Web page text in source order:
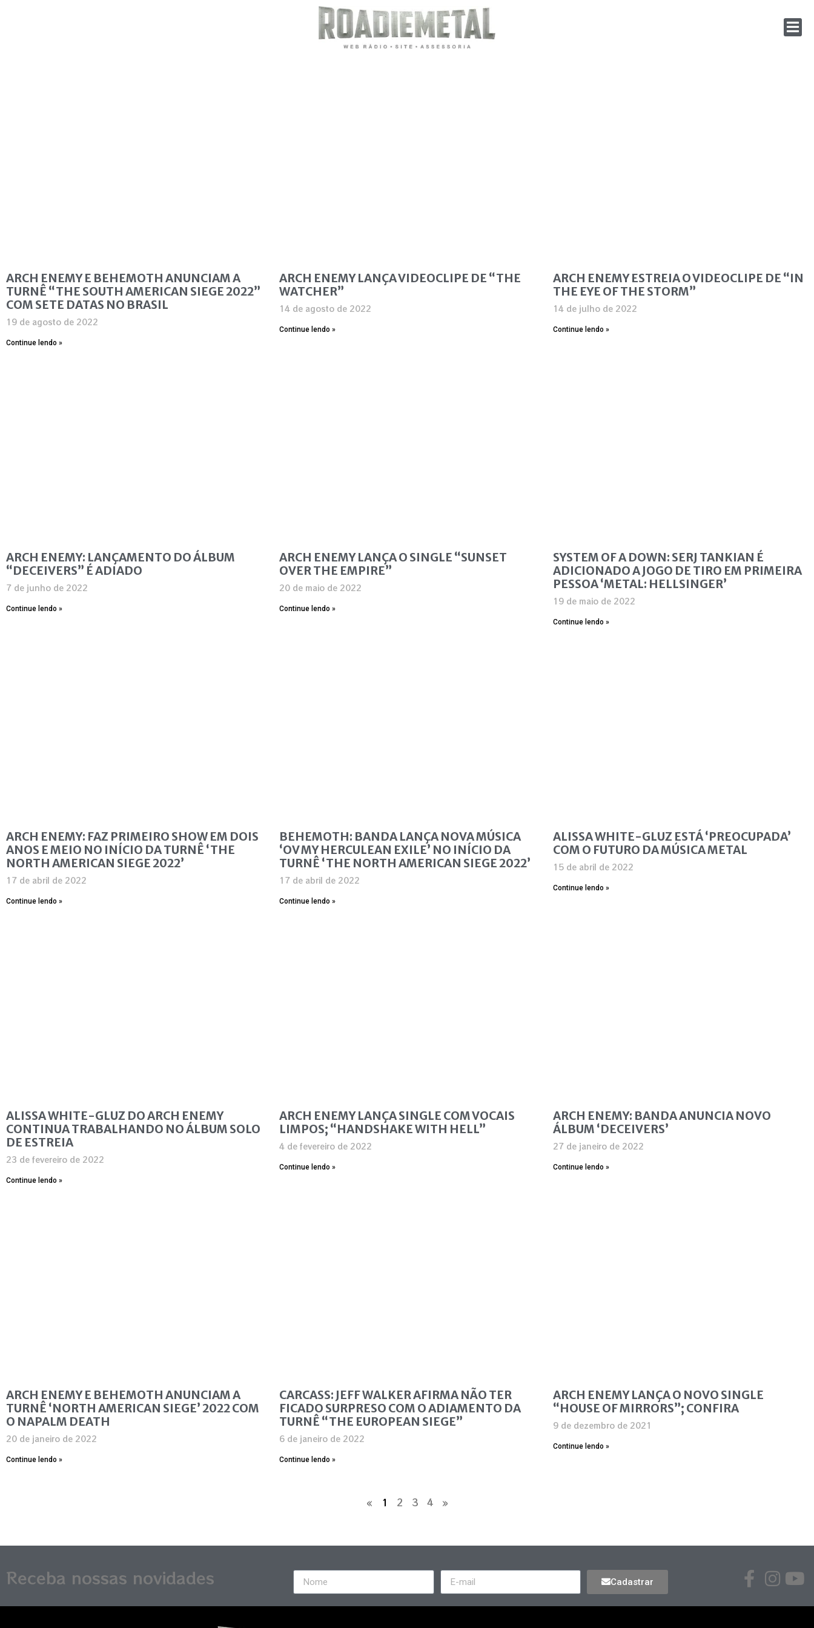
ARCH ENEMY E BEHEMOTH ANUNCIAM A
TURNÊ “THE SOUTH AMERICAN SIEGE 2022”
COM SETE DATAS NO BRASIL
19 de agosto de 2022
Continue lendo »
ARCH ENEMY LANÇA VIDEOCLIPE DE “THE
WATCHER”
14 de agosto de 2022
Continue lendo »
ARCH ENEMY ESTREIA O VIDEOCLIPE DE “IN
THE EYE OF THE STORM”
14 de julho de 2022
Continue lendo »
ARCH ENEMY: LANÇAMENTO DO ÁLBUM
“DECEIVERS” É ADIADO
7 de junho de 2022
Continue lendo »
ARCH ENEMY LANÇA O SINGLE “SUNSET
OVER THE EMPIRE”
20 de maio de 2022
Continue lendo »
SYSTEM OF A DOWN: SERJ TANKIAN É
ADICIONADO A JOGO DE TIRO EM PRIMEIRA
PESSOA ‘METAL: HELLSINGER’
19 de maio de 2022
Continue lendo »
ARCH ENEMY: FAZ PRIMEIRO SHOW EM DOIS
ANOS E MEIO NO INÍCIO DA TURNÊ ‘THE
NORTH AMERICAN SIEGE 2022’
17 de abril de 2022
Continue lendo »
BEHEMOTH: BANDA LANÇA NOVA MÚSICA
‘OV MY HERCULEAN EXILE’ NO INÍCIO DA
TURNÊ ‘THE NORTH AMERICAN SIEGE 2022’
17 de abril de 2022
Continue lendo »
ALISSA WHITE-GLUZ ESTÁ ‘PREOCUPADA’
COM O FUTURO DA MÚSICA METAL
15 de abril de 2022
Continue lendo »
ALISSA WHITE-GLUZ DO ARCH ENEMY
CONTINUA TRABALHANDO NO ÁLBUM SOLO
DE ESTREIA
23 de fevereiro de 2022
Continue lendo »
ARCH ENEMY LANÇA SINGLE COM VOCAIS
LIMPOS; “HANDSHAKE WITH HELL”
4 de fevereiro de 2022
Continue lendo »
ARCH ENEMY: BANDA ANUNCIA NOVO
ÁLBUM ‘DECEIVERS’
27 de janeiro de 2022
Continue lendo »
ARCH ENEMY E BEHEMOTH ANUNCIAM A
TURNÊ ‘NORTH AMERICAN SIEGE’ 2022 COM
O NAPALM DEATH
20 de janeiro de 2022
Continue lendo »
CARCASS: JEFF WALKER AFIRMA NÃO TER
FICADO SURPRESO COM O ADIAMENTO DA
TURNÊ “THE EUROPEAN SIEGE”
6 de janeiro de 2022
Continue lendo »
ARCH ENEMY LANÇA O NOVO SINGLE
“HOUSE OF MIRRORS”; CONFIRA
9 de dezembro de 2021
Continue lendo »
« 1 2 3 4 »
Receba nossas novidades Cadastrar